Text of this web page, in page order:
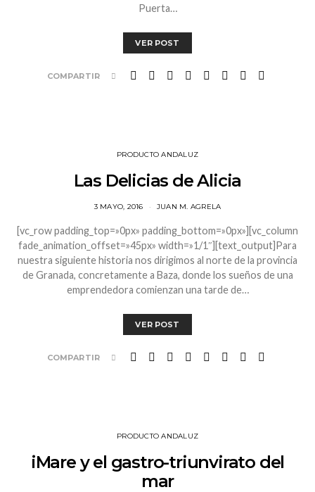
Puerta…
VER POST
COMPARTIR
PRODUCTO ANDALUZ
Las Delicias de Alicia
3 MAYO, 2016 JUAN M. AGRELA
[vc_row padding_top=»0px» padding_bottom=»0px»][vc_column
fade_animation_offset=»45px» width=»1/1″][text_output]Para
nuestra siguiente historia nos dirigimos al norte de la provincia
de Granada, concretamente a Baza, donde los sueños de una
emprendedora comienzan una tarde de…
VER POST
COMPARTIR
PRODUCTO ANDALUZ
iMare y el gastro-triunvirato del
mar